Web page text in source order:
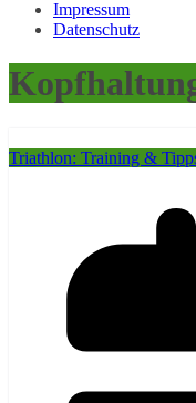
Impressum
Datenschutz
Triathlon: Training &